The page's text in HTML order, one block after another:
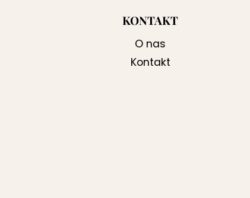
KONTAKT
O nas
Kontakt